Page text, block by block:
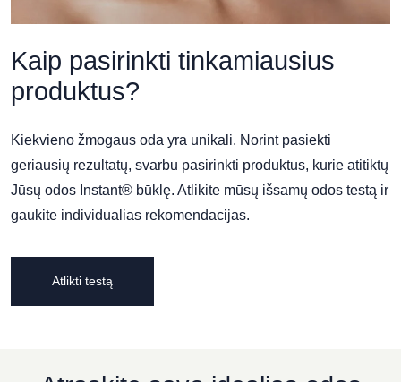
Kaip pasirinkti tinkamiausius
produktus?
Kiekvieno žmogaus oda yra unikali. Norint pasiekti
geriausių rezultatų, svarbu pasirinkti produktus, kurie atitiktų
Jūsų odos Instant® būklę. Atlikite mūsų išsamų odos testą ir
gaukite individualias rekomendacijas.
Atlikti testą